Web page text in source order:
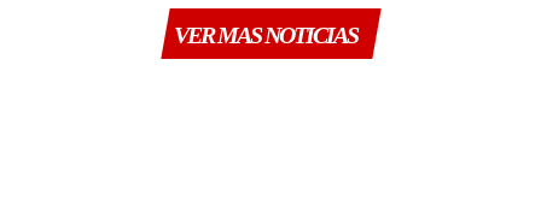
VER MAS NOTICIAS